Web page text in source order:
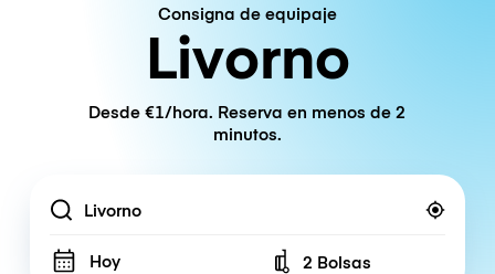
Consigna de equipaje
Livorno
Desde €1/hora. Reserva en menos de 2
minutos.
Location
Hoy Number of bags
2 Bolsas